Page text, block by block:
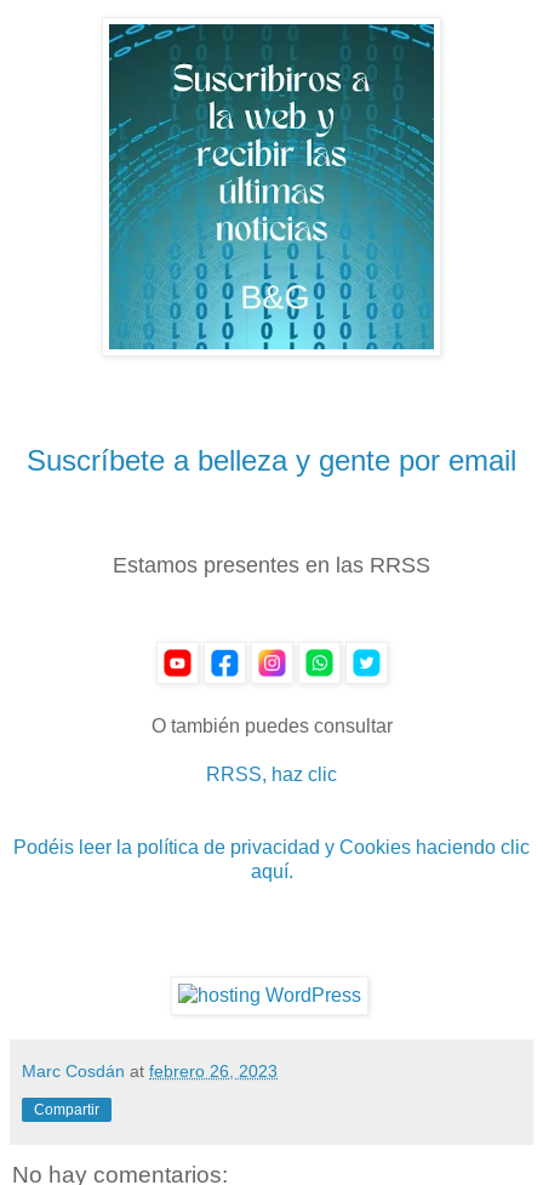
Suscríbete a belleza y gente por email
Estamos presentes en las RRSS
O también puedes consultar
RRSS, haz clic
Podéis leer la política de privacidad y Cookies haciendo clic
aquí.
Marc Cosdán at febrero 26, 2023
Compartir
No hay comentarios: